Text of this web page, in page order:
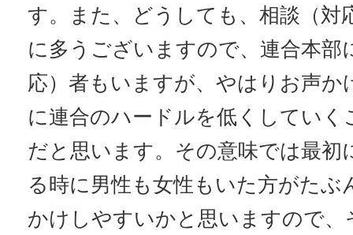
す。また、どうしても、相談（対
に多うございますので、連合本部
応）者もいますが、やはりお声か
に連合のハードルを低くしていく
だと思います。その意味では最初
る時に男性も女性もいた方がたぶ
かけしやすいかと思いますので、